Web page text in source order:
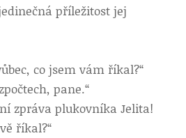
příležitost jej
co jsem vám říkal?“
pane.“
zpráva plukovníka Jelita!
říkal?“